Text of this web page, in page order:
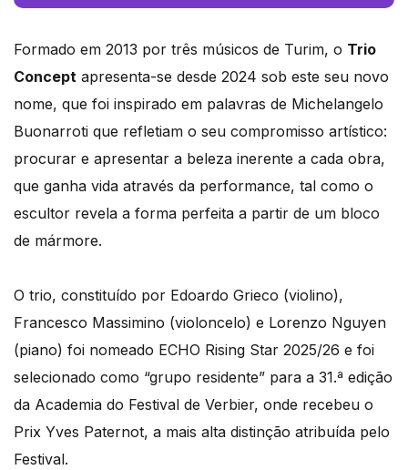
Formado em 2013 por três músicos de Turim, o Trio
Concept apresenta-se desde 2024 sob este seu novo
nome, que foi inspirado em palavras de Michelangelo
Buonarroti que refletiam o seu compromisso artístico:
procurar e apresentar a beleza inerente a cada obra,
que ganha vida através da performance, tal como o
escultor revela a forma perfeita a partir de um bloco
de mármore.
O trio, constituído por Edoardo Grieco (violino),
Francesco Massimino (violoncelo) e Lorenzo Nguyen
(piano) foi nomeado ECHO Rising Star 2025/26 e foi
selecionado como “grupo residente” para a 31.ª edição
da Academia do Festival de Verbier, onde recebeu o
Prix Yves Paternot, a mais alta distinção atribuída pelo
Festival.